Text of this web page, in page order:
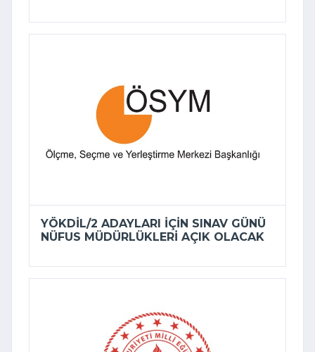
YÖKDİL/2 ADAYLARI IÇIN SINAV GÜNÜ
NÜFUS MÜDÜRLÜKLERI AÇIK OLACAK